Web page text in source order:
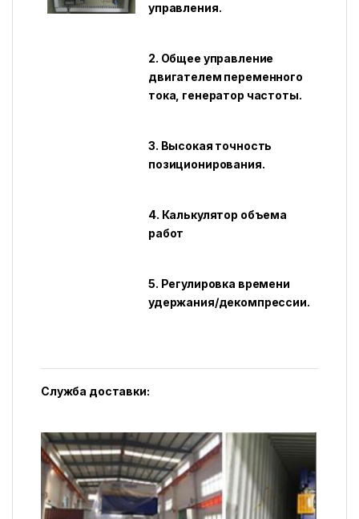
управления.
2. Общее управление
двигателем переменного
тока, генератор частоты.
3. Высокая точность
позиционирования.
4. Калькулятор объема
работ
5. Регулировка времени
удержания/декомпрессии.
Служба доставки: